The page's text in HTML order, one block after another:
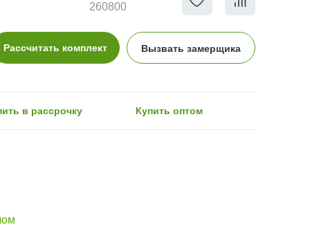
260800
Рассчитать комплект Вызвать замерщика
в рассрочку Купить оптом